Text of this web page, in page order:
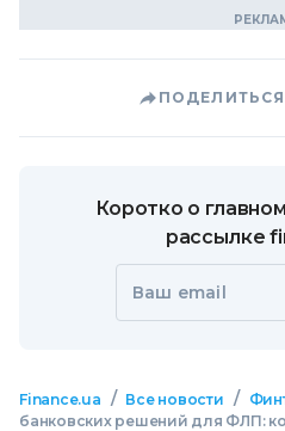
Коротко о
рассылке
Ваш email
Finance.ua / Все новости /
банковских решений для ФЛП: